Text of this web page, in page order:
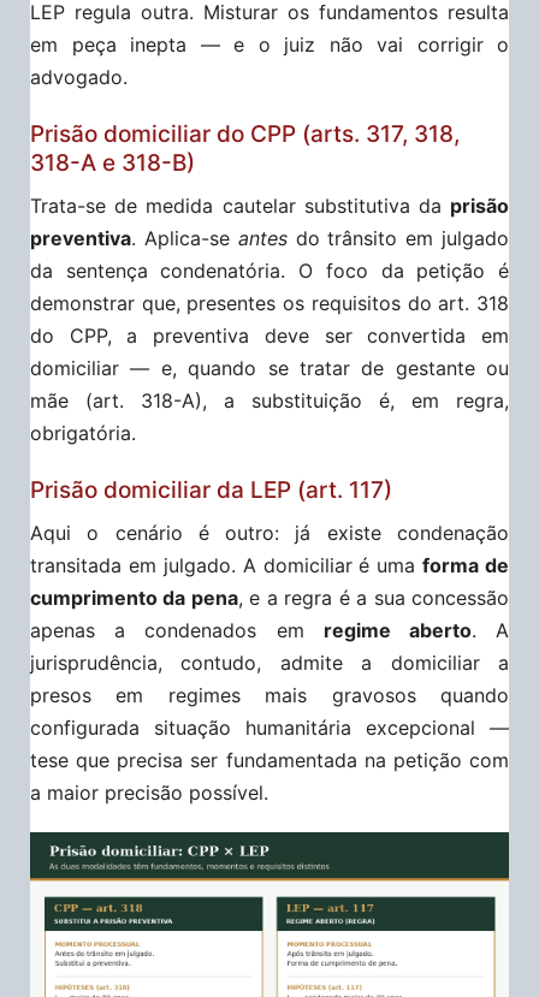
LEP regula outra. Misturar os fundamentos resulta
em peça inepta — e o juiz não vai corrigir o
advogado.
Prisão domiciliar do CPP (arts. 317, 318,
318-A e 318-B)
Trata-se de medida cautelar substitutiva da prisão
preventiva. Aplica-se antesdo trânsito em julgado
da sentença condenatória. O foco da petição é
demonstrar que, presentes os requisitos do art. 318
do CPP, a preventiva deve ser convertida em
domiciliar — e, quando se tratar de gestante ou
mãe (art. 318-A), a substituição é, em regra,
obrigatória.
Prisão domiciliar da LEP (art. 117)
Aqui o cenário é outro: já existe condenação
transitada em julgado. A domiciliar é umaforma de
cumprimento da pena, e a regra é a sua concessão
apenas a condenados em regime aberto. A
jurisprudência, contudo, admite a domiciliar a
presos em regimes mais gravosos quando
configurada situação humanitária excepcional —
tese que precisa ser fundamentada na petição com
a maior precisão possível.